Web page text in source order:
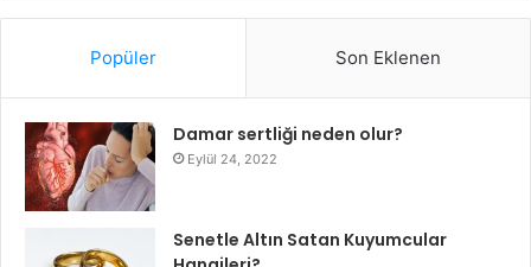
Popüler Son Eklenen
Damar sertliği neden olur?
Eylül 24, 2022
Senetle Altın Satan Kuyumcular